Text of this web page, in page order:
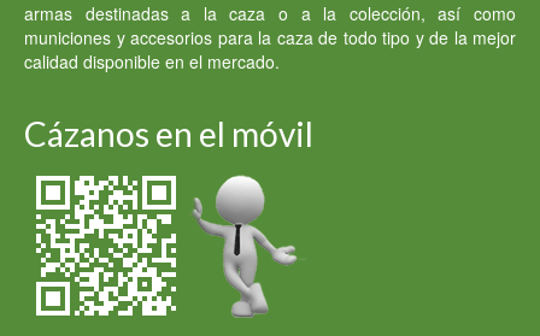
armas destinadas a la caza o a la colección, así como
municiones y accesorios para la caza de todo tipo y de la mejor
calidad disponible en el mercado.
Cázanos en el móvil